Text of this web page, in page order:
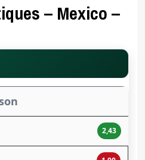
– Mexico –
2,43